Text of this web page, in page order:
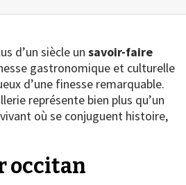
d’un siècle un savoir-faire
gastronomique et culturelle
d’une finesse remarquable.
représente bien plus qu’un
où se conjuguent histoire,
occitan